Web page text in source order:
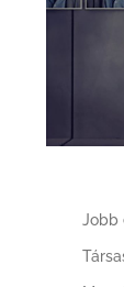
Jobb